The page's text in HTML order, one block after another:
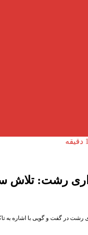
رشت: تلاش
در گفت و گویی با اشاره به